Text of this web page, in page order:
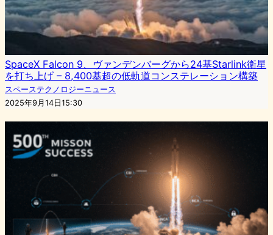
SpaceX Falcon 9、ヴァンデンバーグから24基Starlink衛星
を打ち上げ – 8,400基超の低軌道コンステレーション構築
スペーステクノロジーニュース
2025年9月14日15:30